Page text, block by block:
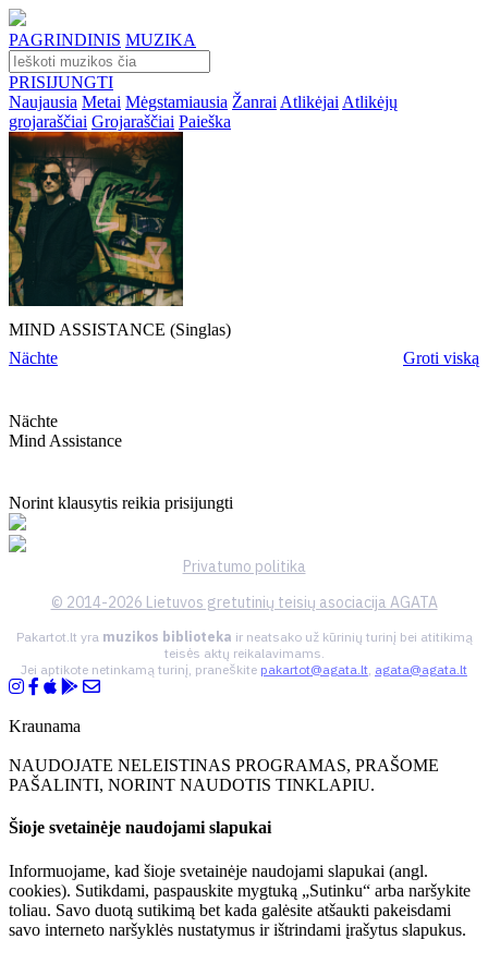
PAGRINDINIS MUZIKA
PRISIJUNGTI
Naujausia Metai Mėgstamiausia Žanrai Atlikėjai Atlikėjų
grojaraščiai Grojaraščiai Paieška
MIND ASSISTANCE (Singlas)
Nächte
Groti viską
Nächte
Mind Assistance
Norint klausytis reikia prisijungti
Privatumo politika
© 2014-2026 Lietuvos gretutinių teisių asociacija AGATA
Pakartot.lt yra muzikos biblioteka ir neatsako už kūrinių turinį bei atitikimą
teisės aktų reikalavimams.
Jei aptikote netinkamą turinį, praneškite pakartot@agata.lt, agata@agata.lt
Kraunama
NAUDOJATE NELEISTINAS PROGRAMAS, PRAŠOME
PAŠALINTI, NORINT NAUDOTIS TINKLAPIU.
Šioje svetainėje naudojami slapukai
Informuojame, kad šioje svetainėje naudojami slapukai (angl.
cookies). Sutikdami, paspauskite mygtuką „Sutinku“ arba naršykite
toliau. Savo duotą sutikimą bet kada galėsite atšaukti pakeisdami
savo interneto naršyklės nustatymus ir ištrindami įrašytus slapukus.